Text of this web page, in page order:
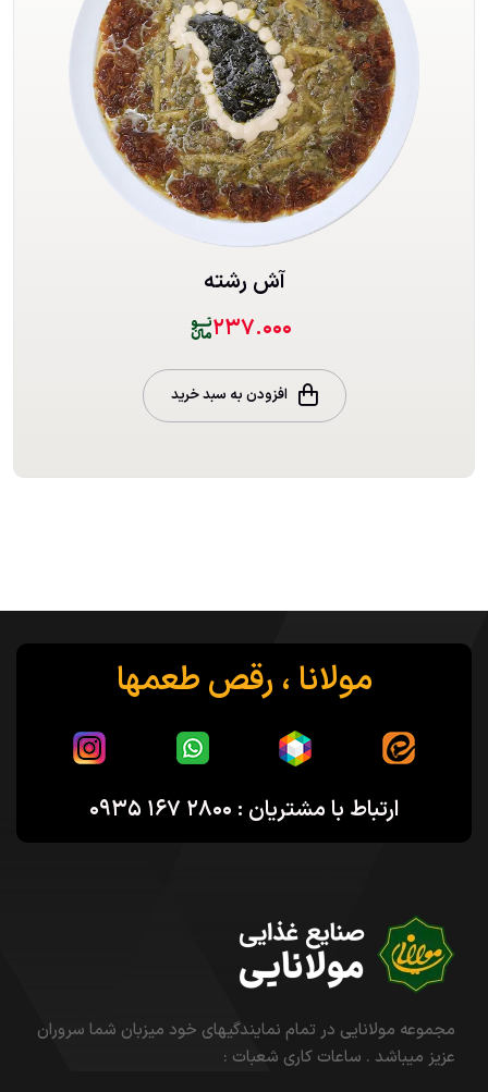
آش رشته
۲۳۷.۰۰۰
افزودن به سبد خرید
مولانا ، رقص طعمها
ارتباط با مشتریان : ۲۸۰۰ ۱۶۷ ۰۹۳۵
مجموعه مولانایی در تمام نمایندگیهای خود میزبان شما سروران
عزیز میباشد . ساعات کاری شعبات :